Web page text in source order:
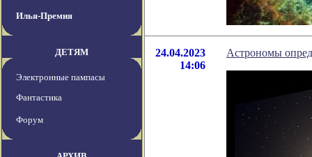
Илья-Премия
ДЕТЯМ
Электронные пампасы
Фантастика
Форум
24.04.2023
14:06
Астрономы